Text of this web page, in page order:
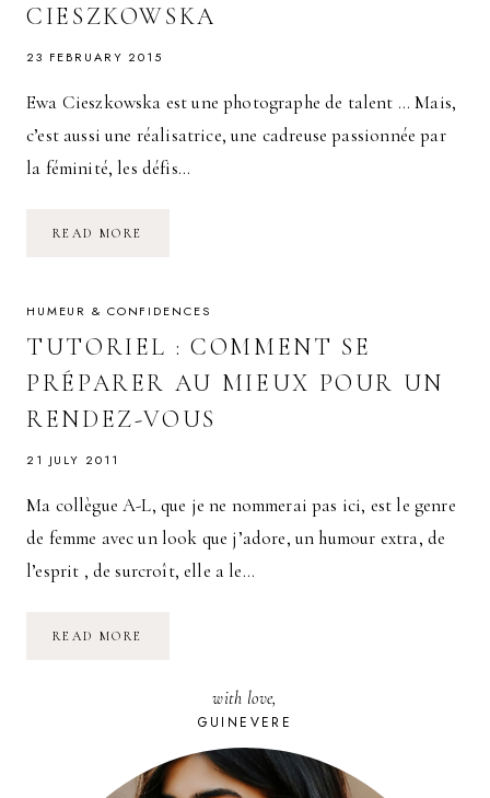
CIESZKOWSKA
23 FEBRUARY 2015
Ewa Cieszkowska est une photographe de talent … Mais,
c’est aussi une réalisatrice, une cadreuse passionnée par
la féminité, les défis…
READ MORE
CIESZKOWSKA
HUMEUR & CONFIDENCES
TUTORIEL : COMMENT SE
PRÉPARER AU MIEUX POUR UN
RENDEZ-VOUS
21 JULY 2011
Ma collègue A-L, que je ne nommerai pas ici, est le genre
de femme avec un look que j’adore, un humour extra, de
l’esprit , de surcroît, elle a le…
READ MORE
PRÉPARER
RENDEZ-
VOUS
with love,
GUINEVERE